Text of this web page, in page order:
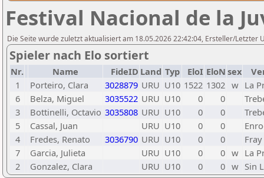
Festival Nacional de la
Die Seite wurde zuletzt aktualisiert am 18.05.2026 22:42:04, Ersteller/Letzter
Spieler nach Elo sortiert
Nr. Name FideID Land Typ EloI EloN sex
1
Porteiro, Clara 3028879 URU U10 1522 1302 w La
6
Belza, Miguel 3035522 URU U10 0 0
3
Bottinelli, Octavio 3035808 URU U10 0 0
5
Cassal, Juan URU U10 0 0
4
Fredes, Renato 3036790 URU U10 0 0
7
Garcia, Julieta URU U10 0 0 w La
2
Gonzalez, Clara URU U10 0 0 w Sin